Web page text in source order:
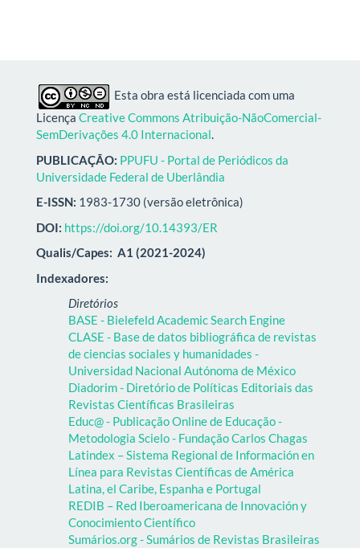
Esta obra está licenciada com uma
Licença Creative Commons Atribuição-NãoComercial-
SemDerivações 4.0 Internacional.
PUBLICAÇÃO: PPUFU - Portal de Periódicos da
Universidade Federal de Uberlândia
E-ISSN: 1983-1730 (versão eletrônica)
DOI: https://doi.org/10.14393/ER
Qualis/Capes: A1 (2021-2024)
Indexadores:
Diretórios
BASE - Bielefeld Academic Search Engine
CLASE - Base de datos bibliográfica de revistas
de ciencias sociales y humanidades -
Universidad Nacional Autónoma de México
Diadorim - Diretório de Políticas Editoriais das
Revistas Científicas Brasileiras
Educ@ - Publicação Online de Educação -
Metodologia Scielo - Fundação Carlos Chagas
Latindex – Sistema Regional de Información en
Línea para Revistas Científicas de América
Latina, el Caribe, Espanha e Portugal
REDIB – Red Iberoamericana de Innovación y
Conocimiento Científico
Sumários.org - Sumários de Revistas Brasileiras